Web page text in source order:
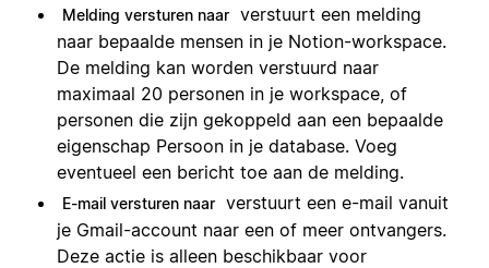
Melding versturen naar verstuurt een melding
naar bepaalde mensen in je Notion-workspace.
De melding kan worden verstuurd naar
maximaal 20 personen in je workspace, of
personen die zijn gekoppeld aan een bepaalde
eigenschap Persoon in je database. Voeg
eventueel een bericht toe aan de melding.
E-mail versturen naar verstuurt een e-mail vanuit
je Gmail-account naar een of meer ontvangers.
Deze actie is alleen beschikbaar voor